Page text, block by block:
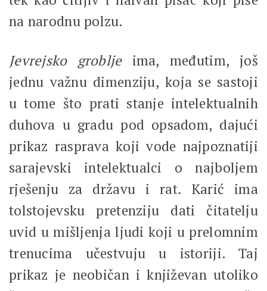
na narodnu polzu.
Jevrejsko grobljeima, međutim, još
jednu važnu dimenziju, koja se sastoji
u tome što prati stanje intelektualnih
duhova u gradu pod opsadom, dajući
prikaz rasprava koji vode najpoznatiji
sarajevski intelektualci o najboljem
rješenju za državu i rat. Karić ima
tolstojevsku pretenziju dati čitatelju
uvid u mišljenja ljudi koji u prelomnim
trenucima učestvuju u istoriji. Taj
prikaz je neobičan i književan utoliko